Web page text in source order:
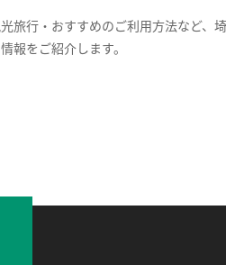
旅行・おすすめのご利用方法など、
報をご紹介します。